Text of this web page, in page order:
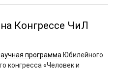
Конгрессе ЧиЛ
программа Юбилейного
конгресса «Человек и